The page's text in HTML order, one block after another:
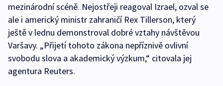
mezinárodní scéně. Nejostřeji reagoval Izrael, ozval se
ale i americký ministr zahraničí Rex Tillerson, který
ještě v lednu demonstroval dobré vztahy návštěvou
Varšavy. „Přijetí tohoto zákona nepříznivě ovlivní
svobodu slova a akademický výzkum,“ citovala jej
agentura Reuters.